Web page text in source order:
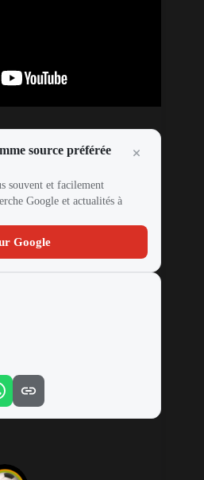
source préférée
souvent et facilement
Google et actualités à
Google